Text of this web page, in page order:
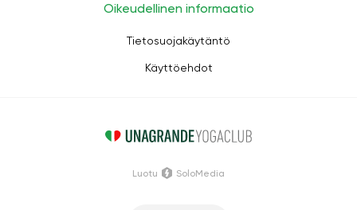
Oikeudellinen informaatio
Tietosuojakäytäntö
Käyttöehdot
Luotu SoloMedia